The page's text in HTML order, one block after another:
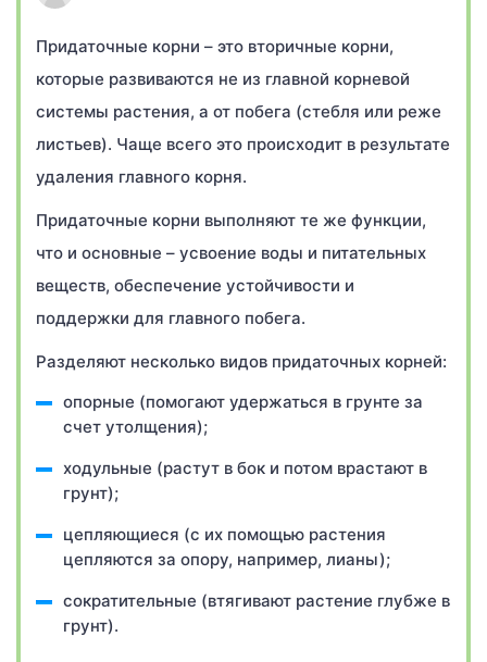
Придаточные корни – это вторичные корни,
которые развиваются не из главной корневой
системы растения, а от побега (стебля или реже
листьев). Чаще всего это происходит в результате
удаления главного корня.
Придаточные корни выполняют те же функции,
что и основные – усвоение воды и питательных
веществ, обеспечение устойчивости и
поддержки для главного побега.
Разделяют несколько видов придаточных корней:
опорные (помогают удержаться в грунте за
счет утолщения);
ходульные (растут в бок и потом врастают в
грунт);
цепляющиеся (с их помощью растения
цепляются за опору, например, лианы);
сократительные (втягивают растение глубже в
грунт).